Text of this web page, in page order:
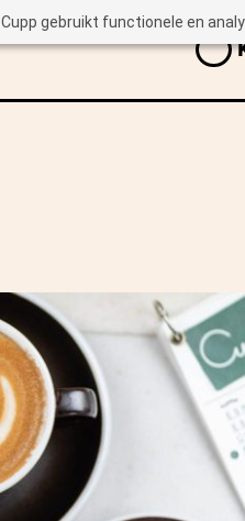
Cupp gebruikt functionele en